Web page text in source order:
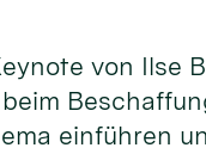
von Ilse
einführen